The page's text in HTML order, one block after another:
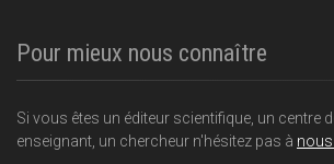
Pour mieux nous connaître
Si vous êtes un éditeur scientifique, un centre
enseignant, un chercheur n'hésitez pas à